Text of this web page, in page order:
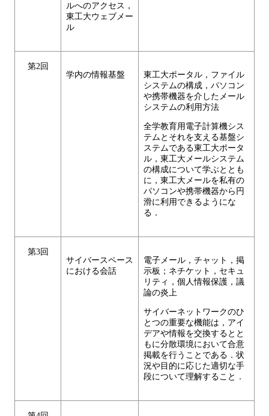
ルへのアクセス，
東工大ウェブメー
ル
第2回
学内の情報基盤
東工大ポータル，ファイル
システムの構成，パソコン
や携帯機器を介したメール
システムの利用方法
全学教育用電子計算機シス
テムとそれを支える基盤シ
ステムである東工大ポータ
ル，東工大メールシステム
の構成について学ぶととも
に，東工大メールを私有の
パソコンや携帯機器から円
滑に利用できるようにな
る．
第3回
サイバースペース
における会話
電子メール，チャット，掲
示板；ネチケット，セキュ
リティ，個人情報保護，議
論の炎上
サイバーネットワークのひ
とつの重要な機能は，アイ
デアや情報を交換するとと
もに分散環境において合意
掲載を行うことである．状
況や目的に応じた適切な手
段について理解すること．